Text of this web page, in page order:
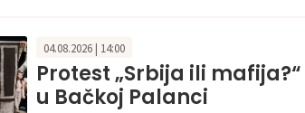
04.08.2026 | 14:00
Protest „Srbija ili
u Bačkoj Palanci